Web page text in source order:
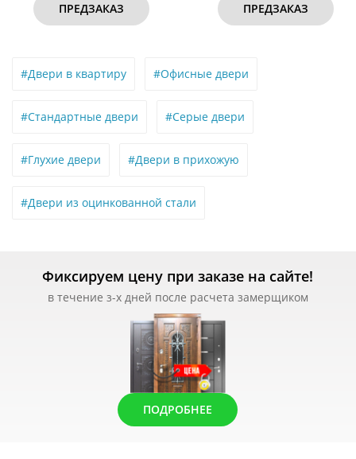
ПРЕДЗАКАЗ ПРЕДЗАКАЗ
#Двери в квартиру #Офисные двери
#Стандартные двери #Серые двери
#Глухие двери #Двери в прихожую
#Двери из оцинкованной стали
Фиксируем цену при заказе на сайте!
в течение з-х дней после расчета замерщиком
ПОДРОБНЕЕ